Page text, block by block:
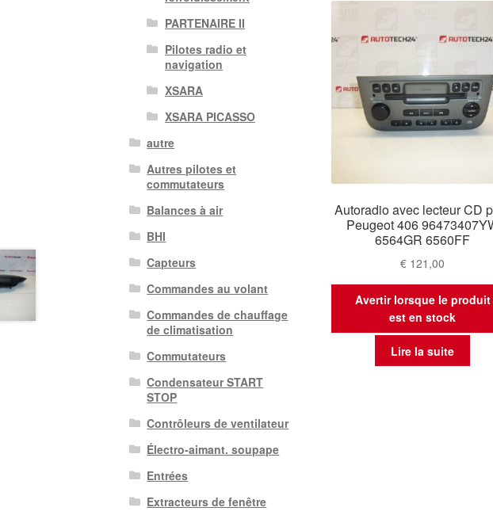
Autoradio avec lecteur CD
Peugeot 406
6564GR 6560FF
€ 121,00
Avertir lorsque le produit
est en stock
Lire la suite
PARTENAIRE II
Pilotes radio et
navigation
XSARA
XSARA PICASSO
autre
Autres pilotes et
commutateurs
Balances à air
BHI
Capteurs
Commandes au volant
Commandes de chauffage
de climatisation
Commutateurs
Condensateur START
STOP
Contrôleurs de ventilateur
Électro-aimant. soupape
Entrées
Extracteurs de fenêtre